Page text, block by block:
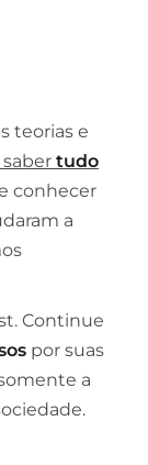
teorias e
tudo
conhecer
a
Continue
por suas
a